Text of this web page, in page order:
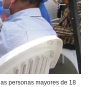
personas mayores de 18